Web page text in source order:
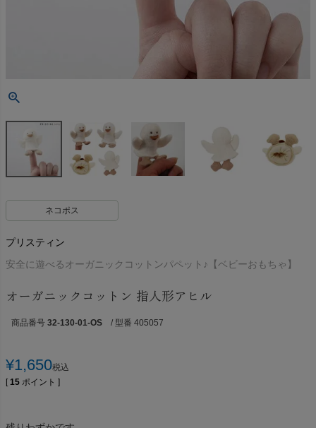
ネコポス
プリスティン
安全に遊べるオーガニックコットンパペット♪【ベビーおもちゃ】
オーガニックコットン 指人形アヒル
商品番号 32-130-01-OS / 型番 405057
¥1,650税込
[ 15 ポイント ]